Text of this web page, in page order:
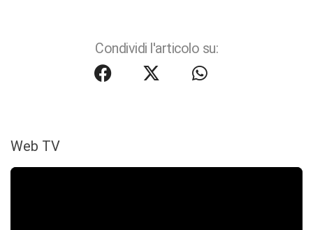
Condividi l'articolo su:
Web TV